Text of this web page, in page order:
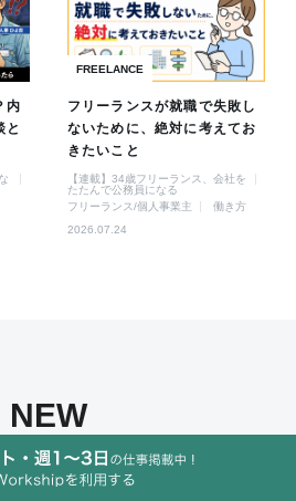
内
と
FREELANCE
フリーランスが就職で失敗し
ないために、絶対に考えてお
きたいこと
【連載】34歳フリーランス、会社を
たたんで公務員になる
フリーランス/個人事業主
働き方
2026.07.24
NEW